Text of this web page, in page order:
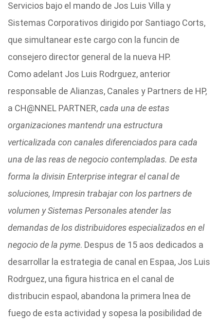
Servicios bajo el mando de Jos Luis Villa y
Sistemas Corporativos dirigido por Santiago Corts,
que simultanear este cargo con la funcin de
consejero director general de la nueva HP.
Como adelant Jos Luis Rodrguez, anterior
responsable de Alianzas, Canales y Partners de HP,
a CH@NNEL PARTNER,cada una de estas
organizaciones mantendr una estructura
verticalizada con canales diferenciados para cada
una de las reas de negocio contempladas. De esta
forma la divisin Enterprise integrar el canal de
soluciones, Impresin trabajar con los partners de
volumen y Sistemas Personales atender las
demandas de los distribuidores especializados en el
negocio de la pyme. Despus de 15 aos dedicados a
desarrollar la estrategia de canal en Espaa, Jos Luis
Rodrguez, una figura histrica en el canal de
distribucin espaol, abandona la primera lnea de
fuego de esta actividad y sopesa la posibilidad de